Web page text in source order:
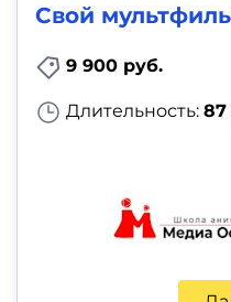
Свой
9 900 руб.
Длительность: 87